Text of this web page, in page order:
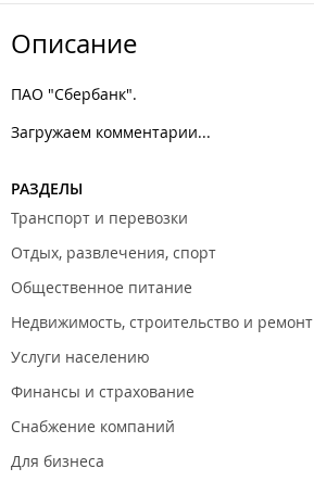
Описание
ПАО "Сбербанк".
Загружаем комментарии...
РАЗДЕЛЫ
Транспорт и перевозки
Отдых, развлечения, спорт
Общественное питание
Недвижимость, строительство и ремонт
Услуги населению
Финансы и страхование
Снабжение компаний
Для бизнеса